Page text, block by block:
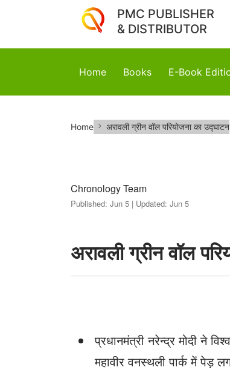
PMC PUBLISHER
& DISTRIBUTOR
Home Books E-Book
Home अरावली ग्रीन वॉल परियोजना का उद्घाटन
Chronology Team
Published: Jun 5 | Updated: Jun 5
अरावली ग्रीन वॉल
प्रधानमंत्री नरेन्द्र मोदी ने
महावीर वनस्थली पार्क में पेड़